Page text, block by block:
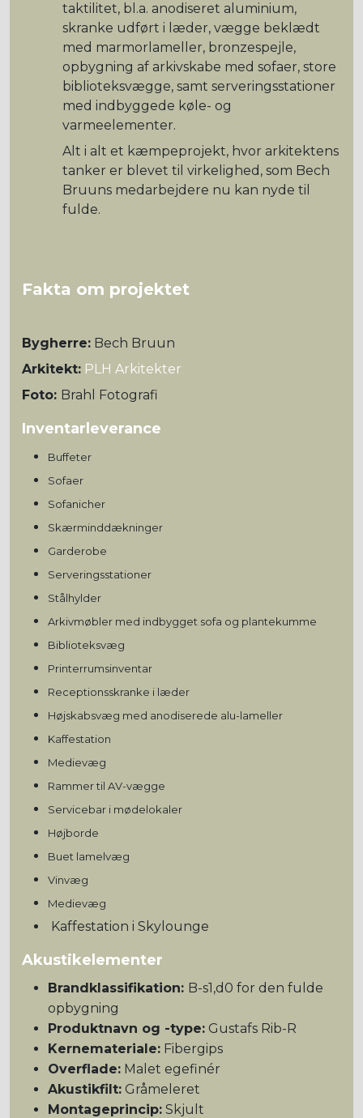
taktilitet, bl.a. anodiseret aluminium,
skranke udført i læder, vægge beklædt
med marmorlameller, bronzespejle,
opbygning af arkivskabe med sofaer, store
biblioteksvægge, samt serveringsstationer
med indbyggede køle- og
varmeelementer.
Alt i alt et kæmpeprojekt, hvor arkitektens
tanker er blevet til virkelighed, som Bech
Bruuns medarbejdere nu kan nyde til
fulde.
Fakta om projektet
Bygherre: Bech Bruun
Arkitekt: PLH Arkitekter
Foto: Brahl Fotografi
Inventarleverance
Buffeter
Sofaer
Sofanicher
Skærminddækninger
Garderobe
Serveringsstationer
Stålhylder
Arkivmøbler med indbygget sofa og plantekumme
Biblioteksvæg
Printerrumsinventar
Receptionsskranke i læder
Højskabsvæg med anodiserede alu-lameller
Kaffestation
Medievæg
Rammer til AV-vægge
Servicebar i mødelokaler
Højborde
Buet lamelvæg
Vinvæg
Medievæg
Kaffestation i Skylounge
Akustikelementer
Brandklassifikation: B-s1,d0 for den fulde
opbygning
Produktnavn og -type: Gustafs Rib-R
Kernemateriale: Fibergips
Overflade: Malet egefinér
Akustikfilt: Gråmeleret
Montageprincip: Skjult